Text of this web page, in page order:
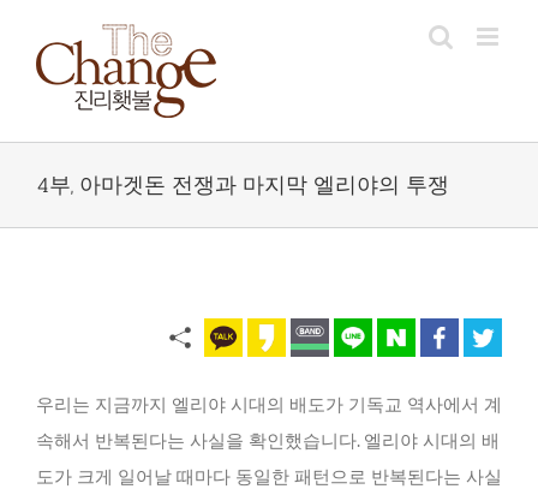
content
4부, 아마겟돈 전쟁과 마지막 엘리야의 투쟁
우리는 지금까지 엘리야 시대의 배도가 기독교 역사에서 계
속해서 반복된다는 사실을 확인했습니다. 엘리야 시대의 배
도가 크게 일어날 때마다 동일한 패턴으로 반복된다는 사실